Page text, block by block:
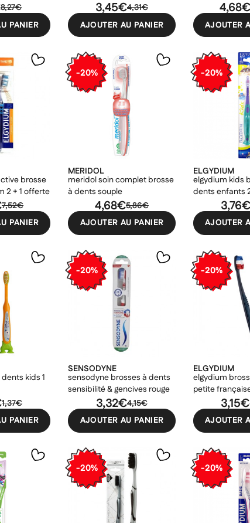
8,27€
PANIER
4,31€
3,45€
AJOUTER AU PANIER AJOUTER
brosse
2 + 1 offerte
7,52€
PANIER
-20%
MERIDOL
meridol soin complet brosse
à dents souple
5,86€
4,68€
AJOUTER AU PANIER
-20%
ELGYDIUM
elgydium kids
dents enfants
3,76€
AJOUTER
kids 1
1,37€
PANIER
-20%
SENSODYNE
sensodyne brosses à dents
sensibilité & gencives rouge
4,15€
3,32€
AJOUTER AU PANIER
-20%
ELGYDIUM
elgydium
petite
3,15€
AJOUTER
-20% -20%